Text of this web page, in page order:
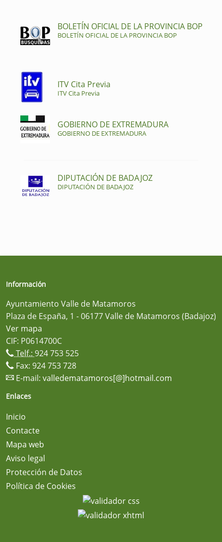
BOLETÍN OFICIAL DE LA PROVINCIA BOP
BOLETÍN OFICIAL DE LA PROVINCIA BOP
ITV Cita Previa
ITV Cita Previa
GOBIERNO DE EXTREMADURA
GOBIERNO DE EXTREMADURA
DIPUTACIÓN DE BADAJOZ
DIPUTACIÓN DE BADAJOZ
Información
Ayuntamiento Valle de Matamoros
Plaza de España, 1 - 06177 Valle de Matamoros (Badajoz)
Ver mapa
CIF: P0614700C
Telf.: 924 753 525
Fax: 924 753 728
E-mail: valledematamoros[@]hotmail.com
Enlaces
Inicio
Contacte
Mapa web
Aviso legal
Protección de Datos
Política de Cookies